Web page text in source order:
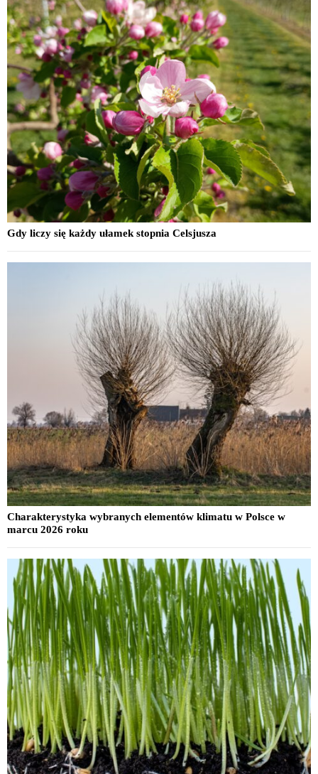
Gdy liczy się każdy ułamek stopnia Celsjusza
Charakterystyka wybranych elementów klimatu w Polsce w
marcu 2026 roku